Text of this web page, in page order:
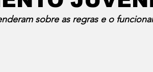
sobre as regras e o